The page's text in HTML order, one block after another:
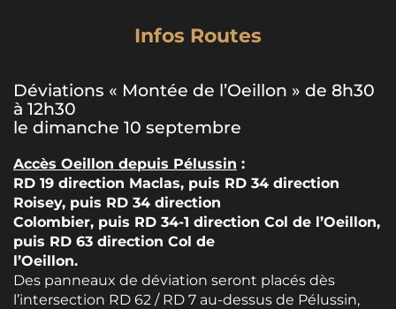
Infos Routes
Déviations « Montée de l’Oeillon » de 8h30
à 12h30
le dimanche 10 septembre
Accès Oeillon depuis Pélussin :
RD 19 direction Maclas, puis RD 34 direction
Roisey, puis RD 34 direction
Colombier, puis RD 34-1 direction Col de l’Oeillon,
puis RD 63 direction Col de
l’Oeillon.
Des panneaux de déviation seront placés dès
l’intersection RD 62 / RD 7 au-dessus de Pélussin,